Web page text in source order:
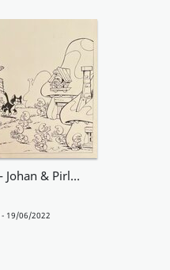
Les schtroumpfs - Johan & Pirlouit - Benoît Brisefer - Poussy
- 19/06/2022